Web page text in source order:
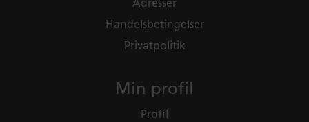
Adresser
Handelsbetingelser
Privatpolitik
Min profil
Profil